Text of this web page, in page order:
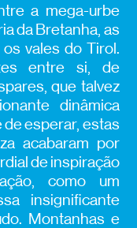
a mega-urbe
da Bretanha, as
vales do Tirol.
entre si, de
que talvez
dinâmica
de esperar, estas
acabaram por
de inspiração
como um
insignificante
Montanhas e